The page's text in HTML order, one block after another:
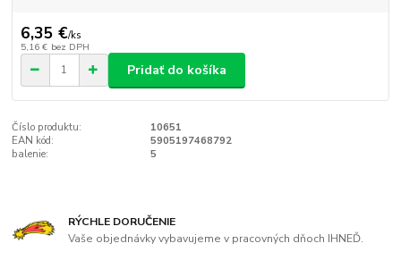
6,35 €/ks
5,16 € bez DPH
Pridať do košíka
Číslo produktu:
10651
EAN kód:
5905197468792
balenie:
5
RÝCHLE DORUČENIE
Vaše objednávky vybavujeme v pracovných dňoch IHNEĎ.